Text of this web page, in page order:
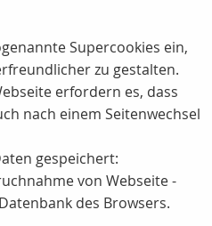
Supercookies ein,
zu gestalten.
erfordern es, dass
nach einem Seitenwechsel
gespeichert:
von Webseite -
des Browsers.